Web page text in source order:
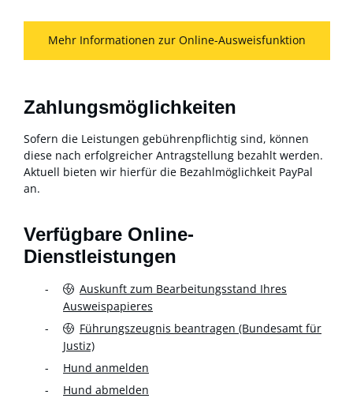
Mehr Informationen zur Online-Ausweisfunktion
Zahlungsmöglichkeiten
Sofern die Leistungen gebührenpflichtig sind, können
diese nach erfolgreicher Antragstellung bezahlt werden.
Aktuell bieten wir hierfür die Bezahlmöglichkeit PayPal
an.
Verfügbare Online-
Dienstleistungen
Auskunft zum Bearbeitungsstand Ihres
Ausweispapieres
Führungszeugnis beantragen (Bundesamt für
Justiz)
Hund anmelden
Hund abmelden